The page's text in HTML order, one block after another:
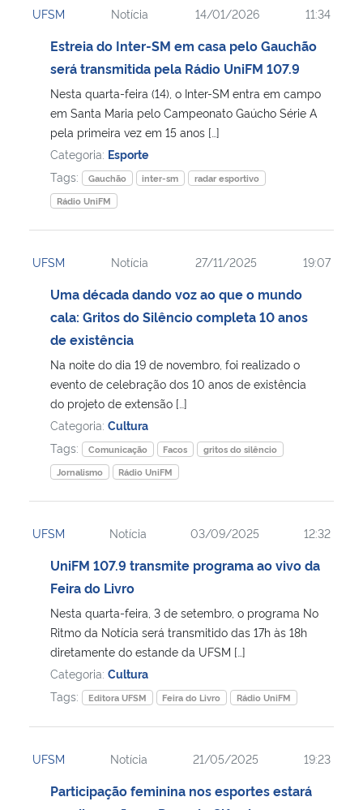
Ministério da Cidadania
Ministério de Minas e Energia
Ministério da Ciência, Tecnologia, Inovações e Comunicações
Ministério do Meio Ambiente
Ministério do Turismo
Ministério do Desenvolvimento Regional
Controladoria-Geral da União
Ministério da Mulher, da Família e dos Direitos Humanos
Secretaria-Geral
Secretaria de Governo
Advocacia-Geral da União
Banco Central do Brasil
UFSM Notícia 14/01/2026 11:34
Estreia do Inter-SM em casa pelo Gauchão
será transmitida pela Rádio UniFM 107.9
Nesta quarta-feira (14), o Inter-SM entra em campo
em Santa Maria pelo Campeonato Gaúcho Série A
pela primeira vez em 15 anos […]
Categoria: Esporte
Tags:
Gauchão inter-sm
radar esportivo
Rádio UniFM
UFSM Notícia 27/11/2025 19:07
Uma década dando voz ao que o mundo
cala: Gritos do Silêncio completa 10 anos
de existência
Na noite do dia 19 de novembro, foi realizado o
evento de celebração dos 10 anos de existência
do projeto de extensão […]
Categoria: Cultura
Tags:
Comunicação Facos
gritos do silêncio
Jornalismo
Rádio UniFM
UFSM Notícia 03/09/2025 12:32
UniFM 107.9 transmite programa ao vivo da
Feira do Livro
Nesta quarta-feira, 3 de setembro, o programa No
Ritmo da Notícia será transmitido das 17h às 18h
diretamente do estande da UFSM […]
Categoria: Cultura
Tags:
Editora UFSM Feira do Livro Rádio UniFM
UFSM Notícia 21/05/2025 19:23
Participação feminina nos esportes estará